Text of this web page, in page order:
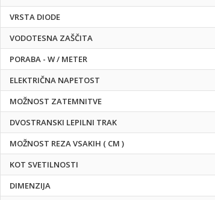
VRSTA DIODE
VODOTESNA ZAŠČITA
PORABA - W / METER
ELEKTRIČNA NAPETOST
MOŽNOST ZATEMNITVE
DVOSTRANSKI LEPILNI TRAK
MOŽNOST REZA VSAKIH ( CM )
KOT SVETILNOSTI
DIMENZIJA